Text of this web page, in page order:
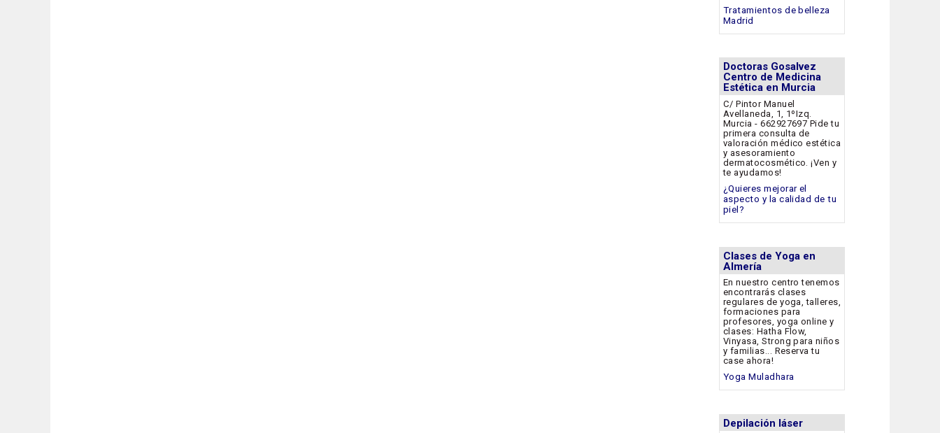
Tratamientos de belleza
Madrid
Doctoras Gosalvez
Centro de Medicina
Estética en Murcia
C/ Pintor Manuel
Avellaneda, 1, 1ºIzq.
Murcia - 662927697 Pide tu
primera consulta de
valoración médico estética
y asesoramiento
dermatocosmético. ¡Ven y
te ayudamos!
¿Quieres mejorar el
aspecto y la calidad de tu
piel?
Clases de Yoga en
Almería
En nuestro centro tenemos
encontrarás clases
regulares de yoga, talleres,
formaciones para
profesores, yoga online y
clases: Hatha Flow,
Vinyasa, Strong para niños
y familias... Reserva tu
case ahora!
Yoga Muladhara
Depilación láser